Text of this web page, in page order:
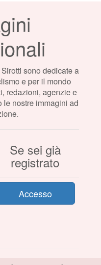
sono dedicate a
e per il mondo
redazioni, agenzie e
nostre immagini ad
Se sei già
registrato
Accesso